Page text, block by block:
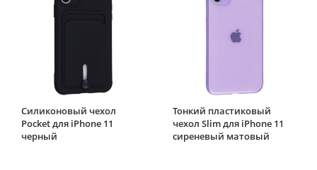
Силиконовый чехол
Pocket для iPhone 11
черный
Тонкий пластиковый
чехол Slim для iPhone 11
сиреневый матовый